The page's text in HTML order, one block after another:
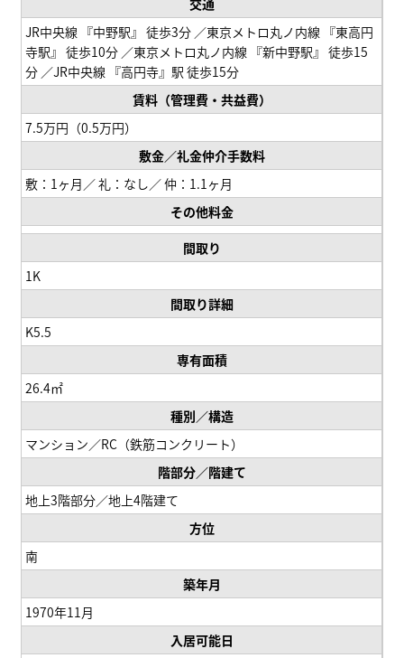
交通
JR中央線 『中野駅』 徒歩3分 ／東京メトロ丸ノ内線 『東高円
寺駅』 徒歩10分 ／東京メトロ丸ノ内線 『新中野駅』 徒歩15
分 ／JR中央線 『高円寺』駅 徒歩15分
賃料（管理費・共益費）
7.5万円（0.5万円）
敷金／礼金仲介手数料
敷：1ヶ月／ 礼：なし／ 仲：1.1ヶ月
その他料金
間取り
1K
間取り詳細
K5.5
専有面積
26.4㎡
種別／構造
マンション／RC（鉄筋コンクリート）
階部分／階建て
地上3階部分／地上4階建て
方位
南
築年月
1970年11月
入居可能日